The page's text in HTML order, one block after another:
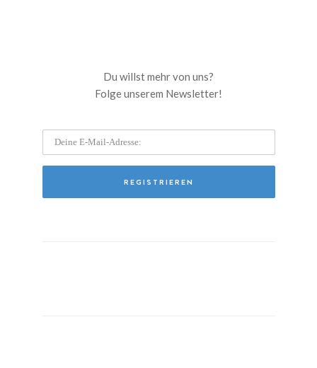
Du willst mehr von uns?
Folge unserem Newsletter!